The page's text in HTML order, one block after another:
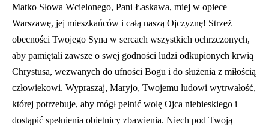
Matko Słowa Wcielonego, Pani Łaskawa, miej w opiece
Warszawę, jej mieszkańców i całą naszą Ojczyznę! Strzeż
obecności Twojego Syna w sercach wszystkich ochrzczonych,
aby pamiętali zawsze o swej godności ludzi odkupionych krwią
Chrystusa, wezwanych do ufności Bogu i do służenia z miłością
człowiekowi. Wypraszaj, Maryjo, Twojemu ludowi wytrwałość,
której potrzebuje, aby mógł pełnić wolę Ojca niebieskiego i
dostąpić spełnienia obietnicy zbawienia. Niech pod Twoją